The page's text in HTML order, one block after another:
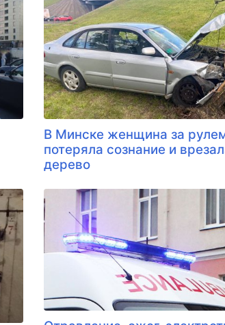
В Минске женщина за
потеряла сознание и
дерево